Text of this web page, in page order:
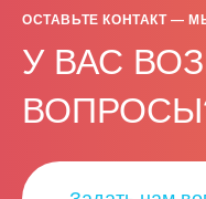
ОСТАВЬТЕ КОНТАКТ —
У ВАС